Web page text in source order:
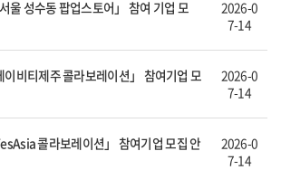
울 성수동 팝업스토어」 참여 기업 모
2026-0
7-14
이비티제주 콜라보레이션」 참여기업 모
2026-0
7-14
콜라보레이션」 참여기업 모집 안
2026-0
7-14